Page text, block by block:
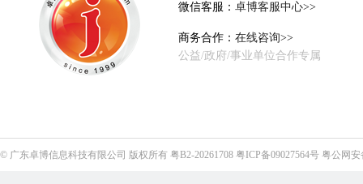
微信客服： 卓博客服中心>>
商务合作： 在线咨询>>
公益/政府/事业单位合作专属
© 广东卓博信息科技有限公司 版权所有 粤B2-20261708 粤ICP备09027564号 粤公网安